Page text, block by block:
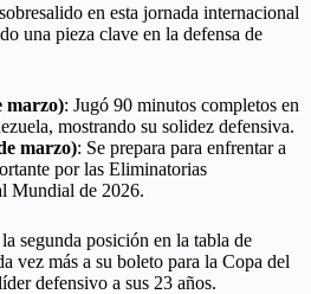
en esta jornada internacional
una pieza clave en la defensa de
marzo): Jugó 90 minutos completos en
mostrando su solidez defensiva.
marzo): Se prepara para enfrentar a
por las Eliminatorias
Mundial de 2026.
segunda posición en la tabla de
vez más a su boleto para la Copa del
defensivo a sus 23 años.